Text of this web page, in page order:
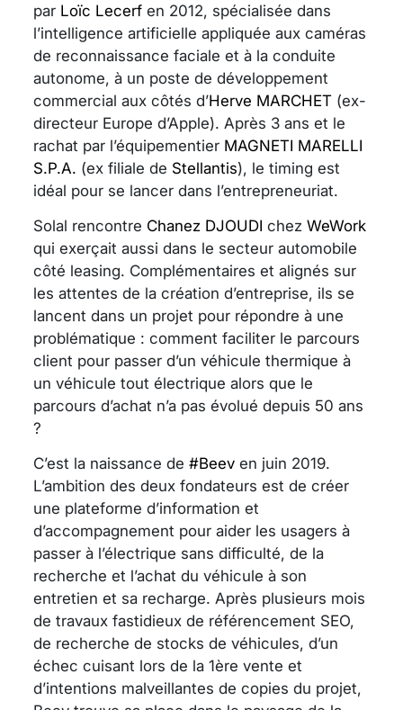
par Loïc Lecerf en 2012, spécialisée dans
l’intelligence artificielle appliquée aux caméras
de reconnaissance faciale et à la conduite
autonome, à un poste de développement
commercial aux côtés d’Herve MARCHET (ex-
directeur Europe d’Apple). Après 3 ans et le
rachat par l’équipementier MAGNETI MARELLI
S.P.A. (ex filiale de Stellantis), le timing est
idéal pour se lancer dans l’entrepreneuriat.
Solal rencontre Chanez DJOUDI chez WeWork
qui exerçait aussi dans le secteur automobile
côté leasing. Complémentaires et alignés sur
les attentes de la création d’entreprise, ils se
lancent dans un projet pour répondre à une
problématique : comment faciliter le parcours
client pour passer d’un véhicule thermique à
un véhicule tout électrique alors que le
parcours d’achat n’a pas évolué depuis 50 ans
?
C’est la naissance de #Beev en juin 2019.
L’ambition des deux fondateurs est de créer
une plateforme d’information et
d’accompagnement pour aider les usagers à
passer à l’électrique sans difficulté, de la
recherche et l’achat du véhicule à son
entretien et sa recharge. Après plusieurs mois
de travaux fastidieux de référencement SEO,
de recherche de stocks de véhicules, d’un
échec cuisant lors de la 1ère vente et
d’intentions malveillantes de copies du projet,